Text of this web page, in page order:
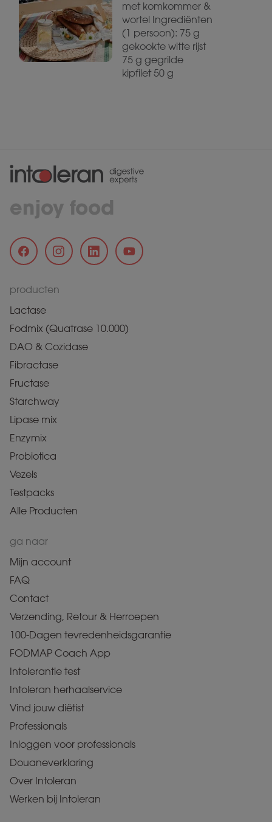
met komkommer &
wortel Ingrediënten
(1 persoon): 75 g
gekookte witte rijst
75 g gegrilde
kipfilet 50 g
enjoy food
producten
Lactase
Fodmix (Quatrase 10.000)
DAO & Cozidase
Fibractase
Fructase
Starchway
Lipase mix
Enzymix
Probiotica
Vezels
Testpacks
Alle Producten
ga naar
Mijn account
FAQ
Contact
Verzending, Retour & Herroepen
100-Dagen tevredenheidsgarantie
FODMAP Coach App
Intolerantie test
Intoleran herhaalservice
Vind jouw diëtist
Professionals
Inloggen voor professionals
Douaneverklaring
Over Intoleran
Werken bij Intoleran